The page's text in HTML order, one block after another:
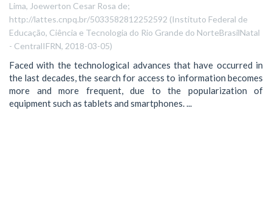
Lima, Joewerton Cesar Rosa de;
http://lattes.cnpq.br/5033582812252592 (Instituto Federal de
Educação, Ciência e Tecnologia do Rio Grande do NorteBrasilNatal
- CentralIFRN, 2018-03-05)
Faced with the technological advances that have occurred in
the last decades, the search for access to information becomes
more and more frequent, due to the popularization of
equipment such as tablets and smartphones. ...